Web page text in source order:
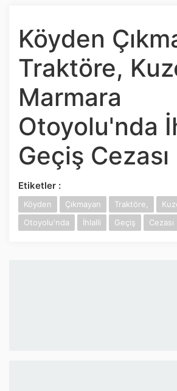
İnstagram
Google Play
App Store
Köyden
Traktöre,
Marmara
Otoyolu'nda
Geçiş Cezası
Etiketler :
Köyden Çıkmayan Traktöre,
Otoyolu'nda
İhlalli Geçiş Cezası